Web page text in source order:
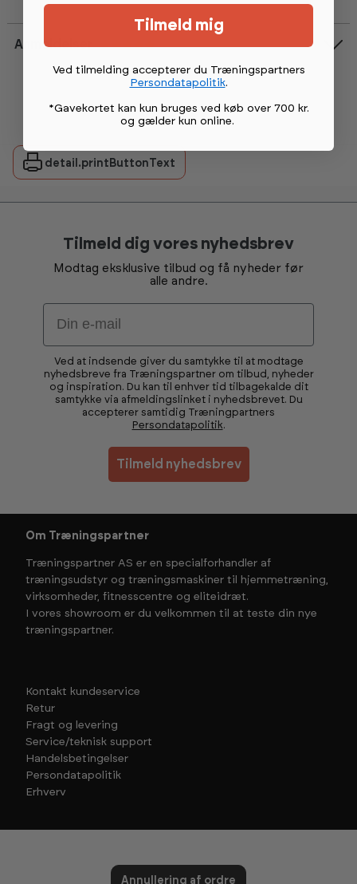
Anmeldelser
detail.printButtonText
Tilmeld dig vores nyhedsbrev
Modtag eksklusive tilbud og få nyheder før
alle andre.
Email
Ved at indsende giver du samtykke til at modtage
nyhedsbreve fra Træningspartner om tilbud, nyheder
og inspiration. Du kan til enhver tid tilbagekalde dit
samtykke via afmeldingslinket i nyhedsbrevet. Du
accepterer samtidig Træningpartners
Persondatapolitik.
Tilmeld nyhedsbrev
Om Træningspartner
Træningspartner AS er en specialforhandler af
træningsudstyr og træningsmaskiner til hjemmetræning,
virksomheder, fitnesscentre og eliteidræt.
I vores showroom er du velkommen til at teste din nye
træningspartner.
Kontakt kundeservice
Retur
Fragt og levering
Service/teknisk support
Handelsbetingelser
Persondatapolitik
Erhverv
Annullering af ordre
Tilmeld mig
Ved tilmelding accepterer du Træningspartners
Persondatapolitik.
*Gavekortet kan kun bruges ved køb over 700 kr.
og gælder kun online.